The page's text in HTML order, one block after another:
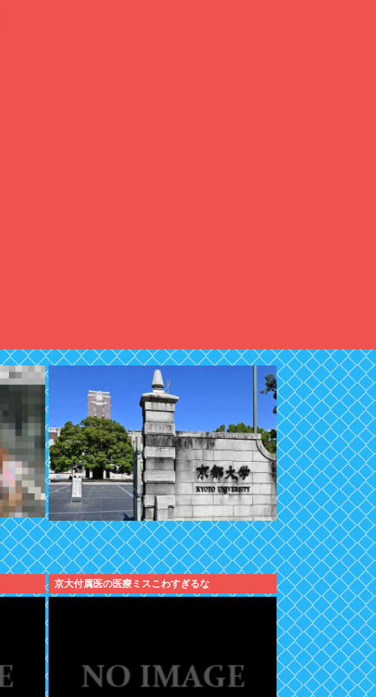
京大付属医の医療ミスこわすぎるな